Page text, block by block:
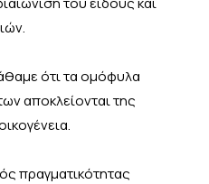
ότι τα ομόφυλα
αποκλείονται της
πραγματικότητας